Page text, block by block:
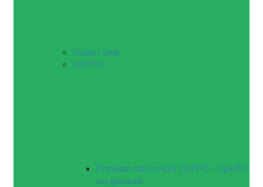
Swiss Lake
OSMO
Полная палитра OSMO - проба
на дереве